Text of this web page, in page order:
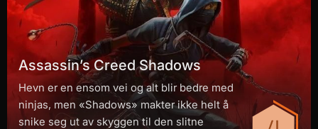
Assassin’s Creed Shadows
Hevn er en ensom vei og alt blir bedre med
ninjas, men «Shadows» makter ikke helt å
snike seg ut av skyggen til den slitne